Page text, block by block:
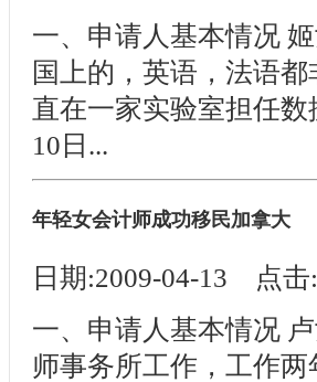
一、申请人基本情况
国上的，英语，法语
直在一家实验室担任
10日...
年轻女会计师成功移民加拿大
日期:2009-04-13 点击
一、申请人基本情况
师事务所工作，工作